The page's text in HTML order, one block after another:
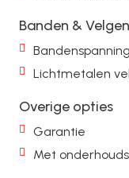
Banden & Velgen
Lichtmetalen
Overige opties
Garantie
Met